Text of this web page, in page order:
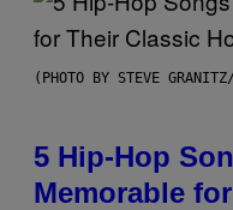
(PHOTO BY STEVE
5 Hip-Hop
Memorable